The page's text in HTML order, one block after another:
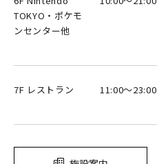
TOKYO・ポケモ
ンセンター他
7F レストラン 11:00～23:00